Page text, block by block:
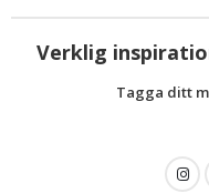
Verklig
Tagga ditt